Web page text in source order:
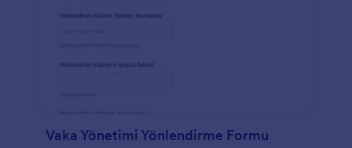
Vaka Yönetimi Yönlendirme Formu